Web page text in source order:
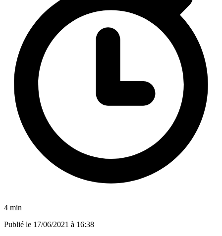
4 min
Publié le 17/06/2021 à 16:38